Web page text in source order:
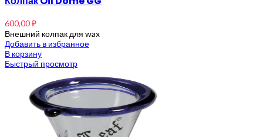
600,00₽
Внешний колпак для wax
Добавить в избранное
В корзину
Быстрый просмотр